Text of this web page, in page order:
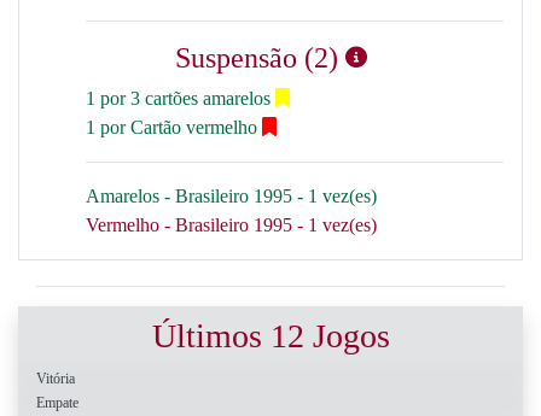
Suspensão (2)
1 por 3 cartões amarelos
1 por Cartão vermelho
Amarelos - Brasileiro 1995 - 1 vez(es)
Vermelho - Brasileiro 1995 - 1 vez(es)
Últimos 12 Jogos
Vitória
Empate